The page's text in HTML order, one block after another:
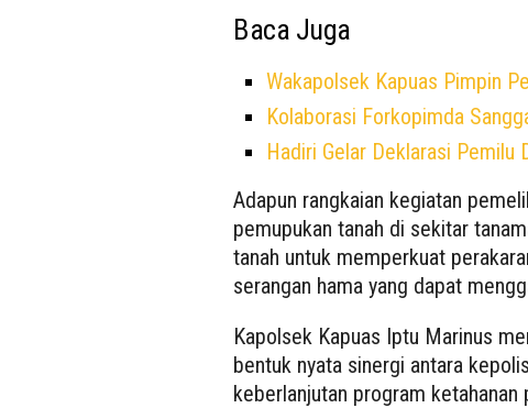
Baca Juga
Wakapolsek Kapuas Pimpin
Kolaborasi Forkopimda
Hadiri Gelar Deklarasi Pemilu
Adapun rangkaian kegiatan
pemupukan tanah di sekitar
tanah untuk memperkuat
serangan hama yang dapat
Kapolsek Kapuas Iptu Marinus
bentuk nyata sinergi antara
keberlanjutan program ketahanan